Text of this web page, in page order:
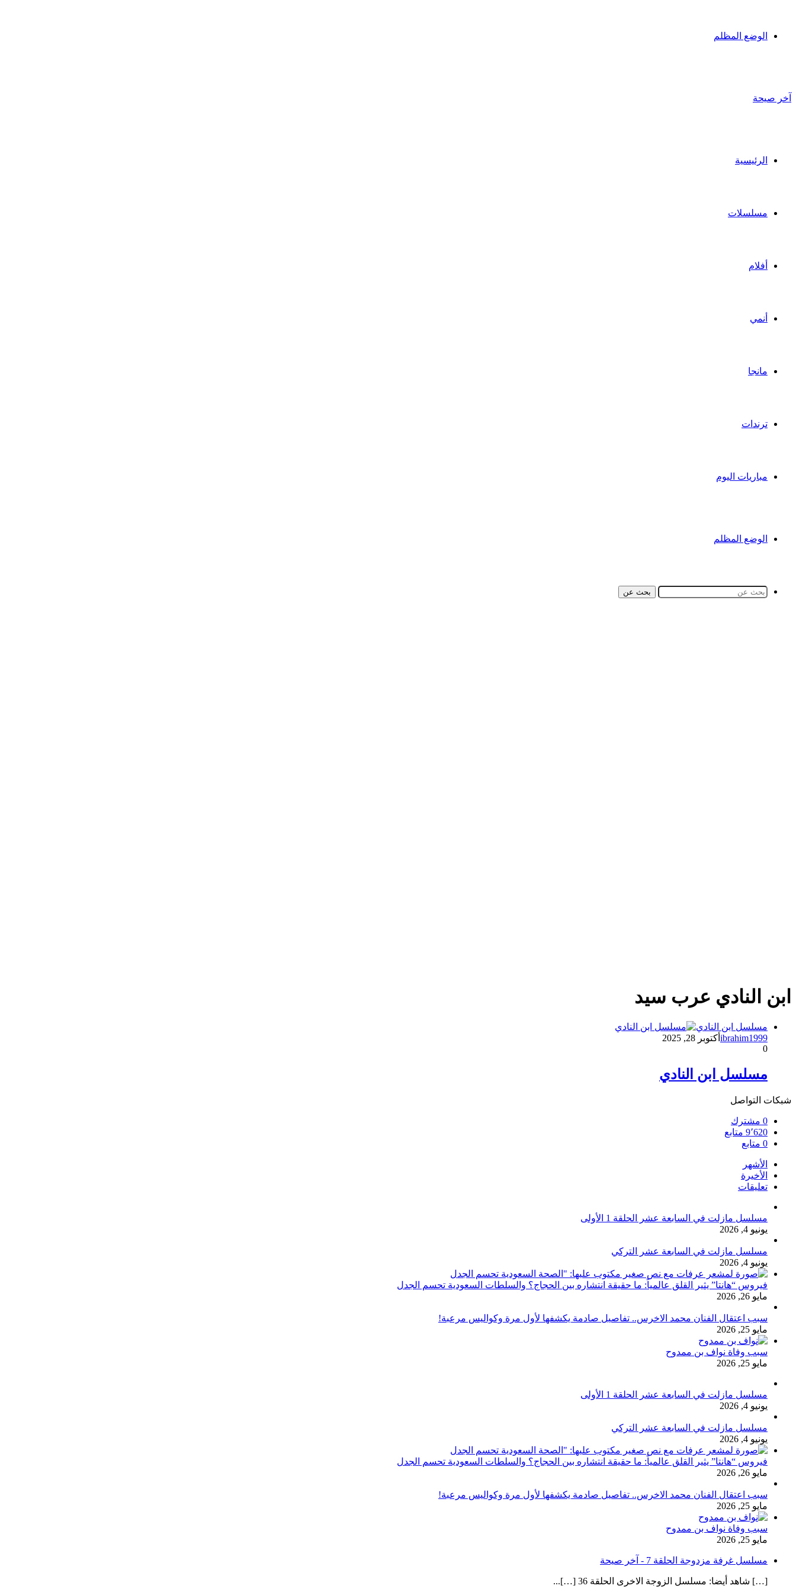
الوضع المظلم
آخر صيحة
الرئيسية
مسلسلات
أفلام
أنمي
مانجا
ترندات
مباريات اليوم
الوضع المظلم
بحث عن
ابن النادي عرب سيد
مسلسل ابن النادي
ibrahim1999 أكتوبر 28, 2025
0
مسلسل ابن النادي
شبكات التواصل
0 مشترك
9٬620 متابع
0 متابع
الأشهر
الأخيرة
تعليقات
مسلسل مازلت في السابعة عشر الحلقة 1 الأولى
يونيو 4, 2026
مسلسل مازلت في السابعة عشر التركي
يونيو 4, 2026
فيروس “هانتا” يثير القلق عالمياً: ما حقيقة انتشاره بين الحجاج؟ والسلطات السعودية تحسم الجدل
مايو 26, 2026
سبب اعتقال الفنان محمد الاخرس.. تفاصيل صادمة يكشفها لأول مرة وكواليس مرعبة!
مايو 25, 2026
سبب وفاة نواف بن ممدوح
مايو 25, 2026
مسلسل مازلت في السابعة عشر الحلقة 1 الأولى
يونيو 4, 2026
مسلسل مازلت في السابعة عشر التركي
يونيو 4, 2026
فيروس “هانتا” يثير القلق عالمياً: ما حقيقة انتشاره بين الحجاج؟ والسلطات السعودية تحسم الجدل
مايو 26, 2026
سبب اعتقال الفنان محمد الاخرس.. تفاصيل صادمة يكشفها لأول مرة وكواليس مرعبة!
مايو 25, 2026
سبب وفاة نواف بن ممدوح
مايو 25, 2026
مسلسل غرفة مزدوجة الحلقة 7 - آخر صيحة
[…] شاهد أيضا: مسلسل الزوجة الاخرى الحلقة 36 […]...